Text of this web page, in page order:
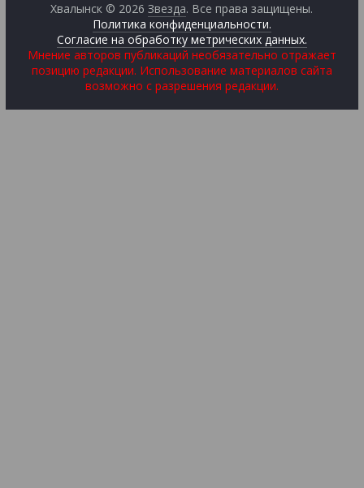
Хвалынск © 2026Звезда. Все права защищены.
Политика конфиденциальности.
Согласие на обработку метрических данных.
Мнение авторов публикаций необязательно отражает
позицию редакции. Использование материалов сайта
возможно с разрешения редакции.